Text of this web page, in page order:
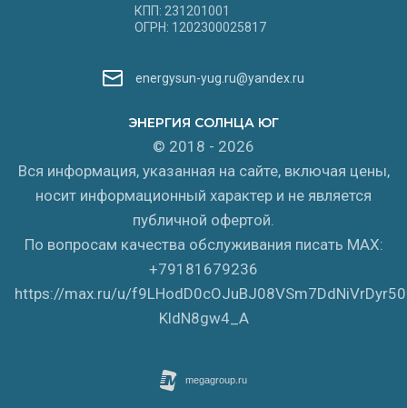
ЭНЕРГИЯ СОЛНЦА ЮГ
© 2018 - 2026
Вся информация, указанная на сайте, включая цены,
носит информационный характер и не является
публичной офертой.
По вопросам качества обслуживания писать MAX:
+79181679236
https://max.ru/u/
KldN8gw4_A
КПП: 231201001
ОГРН: 1202300025817
energysun-yug.ru@yandex.ru